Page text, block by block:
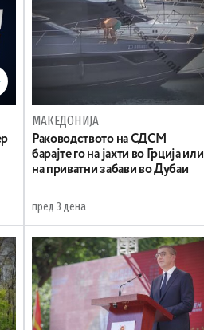
МАКЕДОНИЈА
Раководството на СДСМ
барајте го на јахти во Грција или
на приватни забави во Дубаи
пред 3 дена